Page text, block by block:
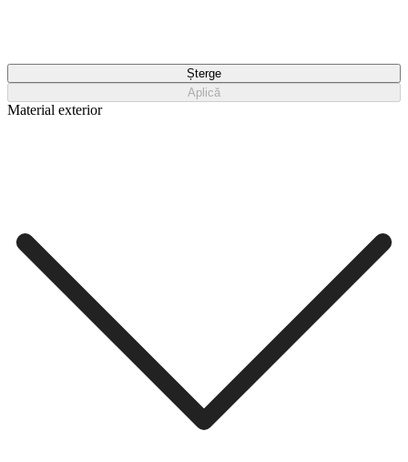
Șterge
Aplică
Material exterior